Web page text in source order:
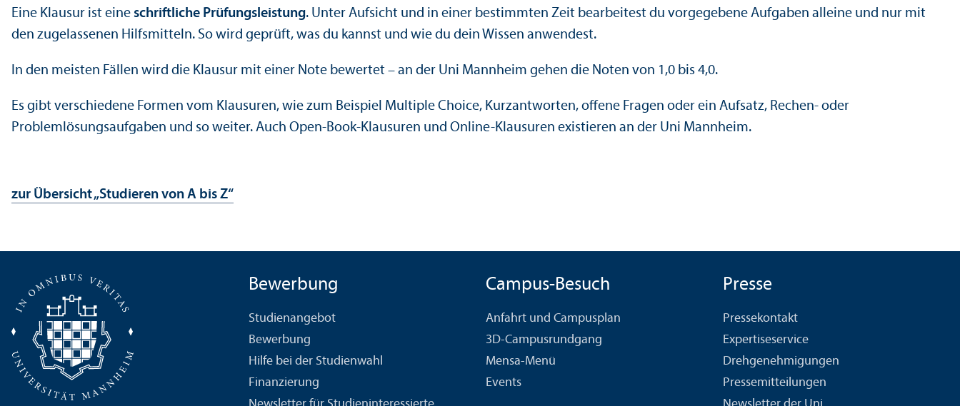
Eine Klausur ist eine schriftliche Prüfungs­leistung. Unter Aufsicht und in einer bestimmten Zeit bearbeitest du vorgegebene Aufgaben alleine und nur mit
den zugelassenen Hilfsmitteln. So wird geprüft, was du kannst und wie du dein Wissen anwendest.
In den meisten Fällen wird die Klausur mit einer Note bewertet – an der Uni Mannheim gehen die Noten von 1,0 bis 4,0.
Es gibt verschiedene Formen vom Klausuren, wie zum Beispiel Multiple Choice, Kurzantworten, offene Fragen oder ein Aufsatz, Rechen- oder
Problemlösungs­aufgaben und so weiter. Auch Open-Book-Klausuren und Online-Klausuren existieren an der Uni Mannheim.
zur Über­sicht „Studieren von A bis Z“
Bewerbung
Studien­angebot
Bewerbung
Hilfe bei der Studien­wahl
Finanzierung
Campus-Besuch
Anfahrt und Campusplan
3D-Campusrundgang
Mensa-Menü
Events
Presse
Pressekontakt
Expertiseservice
Drehgenehmigungen
Pressemitteilungen